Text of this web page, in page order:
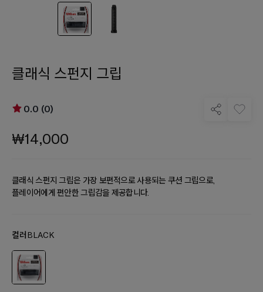
클래식 스펀지 그립
0.0 (0)
₩14,000
클래식 스펀지 그립은 가장 보편적으로 사용되는 쿠션 그립으로,
플레이어에게 편안한 그립감을 제공합니다.
컬러 BLACK